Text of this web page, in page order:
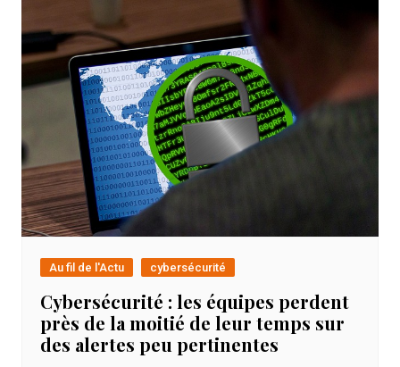
Au fil de l'Actu cybersécurité
Cybersécurité : les équipes perdent
près de la moitié de leur temps sur
des alertes peu pertinentes